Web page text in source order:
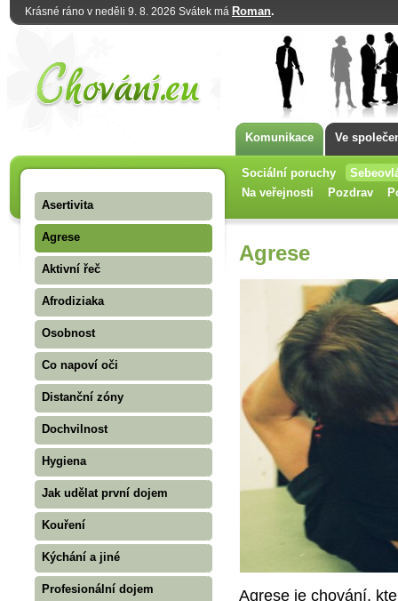
Krásné ráno v neděli 9. 8. 2026 Svátek má Roman.
Komunikace Ve
Sociální poruchy
Na veřejnosti
Pozdrav
Asertivita
Agrese
Aktivní řeč
Afrodiziaka
Osobnost
Co napoví oči
Distanční zóny
Dochvilnost
Hygiena
Jak udělat první dojem
Kouření
Kýchání a jiné
Profesionální dojem
Agrese
Agrese je chování,